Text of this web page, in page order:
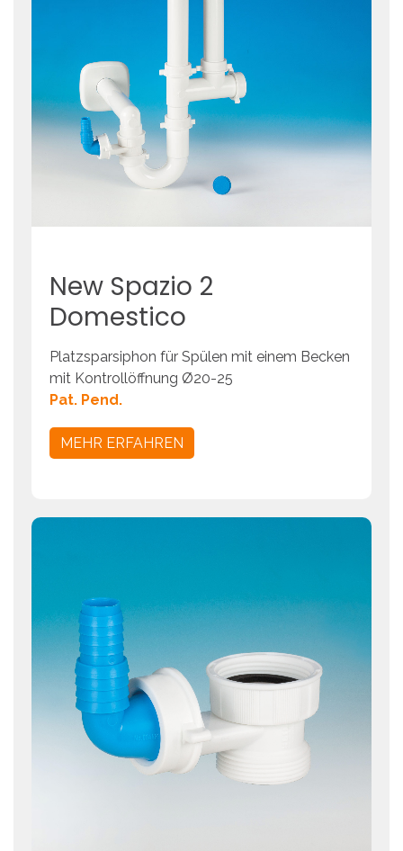
New Spazio 2
Domestico
Platzsparsiphon für Spülen mit einem Becken
mit Kontrollöffnung Ø20-25
Pat. Pend.
MEHR ERFAHREN